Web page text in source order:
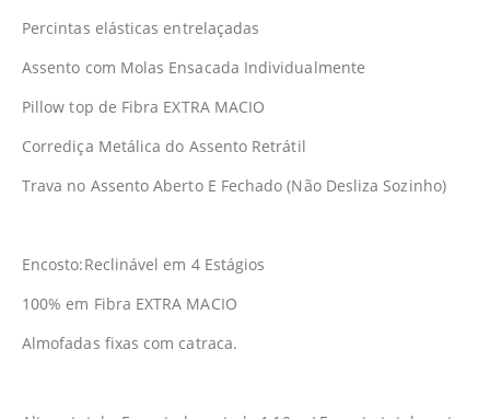
Percintas elásticas entrelaçadas
Assento com Molas Ensacada Individualmente
Pillow top de Fibra EXTRA MACIO
Corrediça Metálica do Assento Retrátil
Trava no Assento Aberto E Fechado (Não Desliza Sozinho)
Encosto:Reclinável em 4 Estágios
100% em Fibra EXTRA MACIO
Almofadas fixas com catraca.